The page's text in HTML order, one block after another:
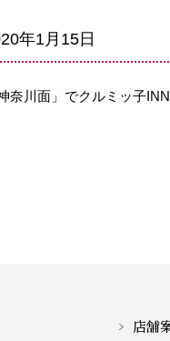
年1月15日
神奈川面」でクルミッ子
店舗